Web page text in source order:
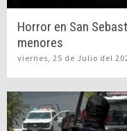
Horror en San
menores
viernes, 25 de Julio del